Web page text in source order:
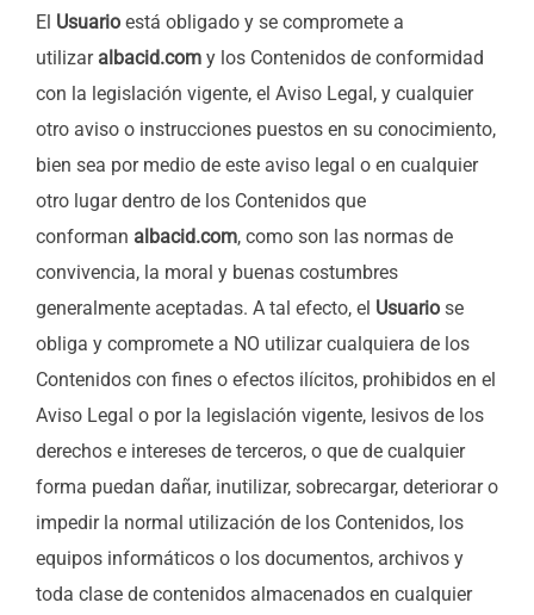
El Usuario está obligado y se compromete a
utilizar albacid.com y los Contenidos de conformidad
con la legislación vigente, el Aviso Legal, y cualquier
otro aviso o instrucciones puestos en su conocimiento,
bien sea por medio de este aviso legal o en cualquier
otro lugar dentro de los Contenidos que
conforman albacid.com, como son las normas de
convivencia, la moral y buenas costumbres
generalmente aceptadas. A tal efecto, el Usuario se
obliga y compromete a NO utilizar cualquiera de los
Contenidos con fines o efectos ilícitos, prohibidos en el
Aviso Legal o por la legislación vigente, lesivos de los
derechos e intereses de terceros, o que de cualquier
forma puedan dañar, inutilizar, sobrecargar, deteriorar o
impedir la normal utilización de los Contenidos, los
equipos informáticos o los documentos, archivos y
toda clase de contenidos almacenados en cualquier